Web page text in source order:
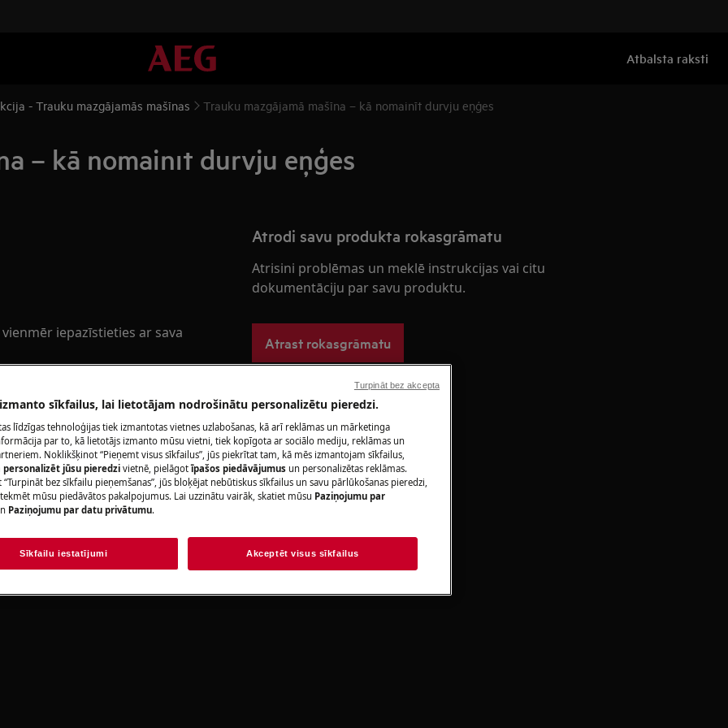
Atbalsta raksti
- Trauku mazgājamās mašīnas Trauku mazgājamā mašīna – kā nomainīt durvju eņģes
– kā nomainīt durvju eņģes
iepazīstieties ar sava
ierīci un atvienojiet
Atrodi savu produkta rokasgrāmatu
Atrisini problēmas un meklē instrukcijas vai citu
dokumentāciju par savu produktu.
Atrast rokasgrāmatu
sīkfailus, lai lietotājam nodrošinātu personalizētu pieredzi.
līdzīgas tehnoloģijas tiek izmantotas vietnes uzlabošanas, kā arī reklāmas un mārketinga
par to, kā lietotājs izmanto mūsu vietni, tiek kopīgota ar sociālo mediju, reklāmas un
Noklikšķinot “Pieņemt visus sīkfailus”, jūs piekrītat tam, kā mēs izmantojam sīkfailus,
personalizēt jūsu pieredzi vietnē, pielāgotīpašos piedāvājumus un personalizētas reklāmas.
bez sīkfailu pieņemšanas”, jūs bloķējat nebūtiskus sīkfailus un savu pārlūkošanas pieredzi,
mūsu piedāvātos pakalpojumus. Lai uzzinātu vairāk, skatiet mūsu Paziņojumu par
Paziņojumu par datu privātumu.
Sīkfailu iestatījumi Akceptēt visus sīkfailus
Turpināt bez akcepta